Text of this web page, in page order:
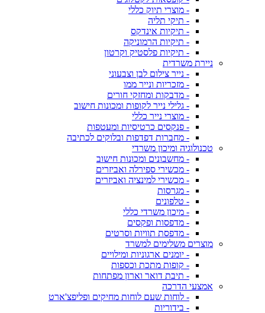
- מוצרי תיוק כללי
- תיקי תליה
- תיקיות אינדקס
- תיקיות הרמוניקה
- תיקיות פלסטיק וקרטון
ניירת משרדית
- נייר צילום לבן וצבעוני
- מזכריות ונייר ממו
- מדבקות ומחזקי חורים
- גלילי נייר לקופות ומכונות חישוב
- מוצרי נייר כללי
- פנקסים כרטיסיות ומעטפות
- מחברות דפדפות ובלוקים לכתיבה
טכנולוגיה ומיכון משרדי
- מחשבונים ומכונות חישוב
- מכשירי ספירלה ואביזרים
- מכשירי למינציה ואביזרים
- מגרסות
- טלפונים
- מיכון משרדי כללי
- מדפסות ופקסים
- מדפסת תוויות וסרטים
מוצרים משלימים למשרד
- יומנים ארגוניות ומילויים
- קופות מתכת וכספות
- תיבת דואר וארון מפתחות
אמצעי הדרכה
- לוחות שעם לוחות מחיקים ופליפצ'ארט
- בידוריות